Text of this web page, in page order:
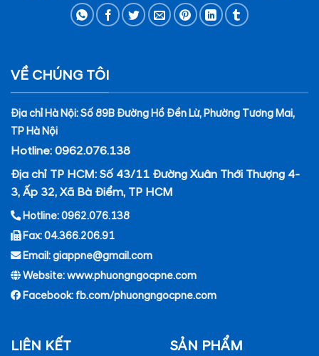
VỀ CHÚNG TÔI
Địa chỉ Hà Nội: Số 89B Đường Hồ Đền Lừ, Phường Tương Mai,
TP Hà Nội
Hotline: 0962.076.138
Địa chỉ TP HCM: Số 43/11 Đường Xuân Thới Thượng 4-
3, Ấp 32, Xã Bà Điểm, TP HCM
Hotline: 0962.076.138
Fax: 04.366.206.91
Email: giappne@gmail.com
Website: www.phuongngocpne.com
Facebook: fb.com/phuongngocpne.com
LIÊN KẾT SẢN PHẨM